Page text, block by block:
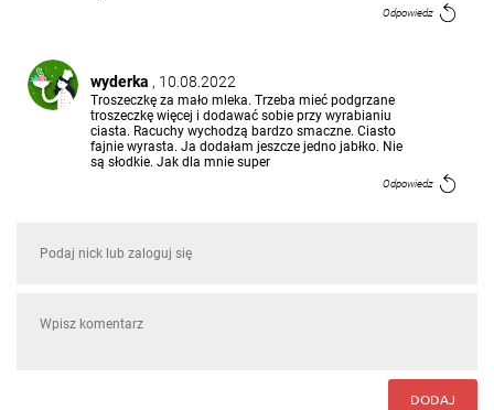
Odpowiedz
wyderka , 10.08.2022
Troszeczkę za mało mleka. Trzeba mieć podgrzane
troszeczkę więcej i dodawać sobie przy wyrabianiu
ciasta. Racuchy wychodzą bardzo smaczne. Ciasto
fajnie wyrasta. Ja dodałam jeszcze jedno jabłko. Nie
są słodkie. Jak dla mnie super
Odpowiedz
DODAJ